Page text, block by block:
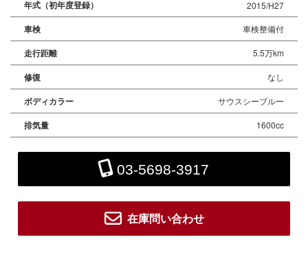
年式（初年度登録） 2015/H27
車検 車検整備付
走行距離 5.5万km
修復 なし
ボディカラー サウスシーブルー
排気量 1600cc
03-5698-3917
在庫問い合わせ